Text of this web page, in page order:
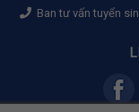
Ban tư vấn tuyển